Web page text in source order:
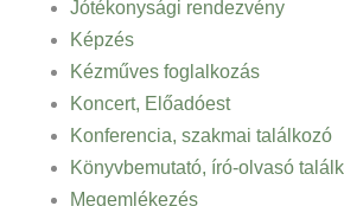
Jótékonysági rendezvény
Képzés
Kézműves foglalkozás
Koncert, Előadóest
Konferencia, szakmai találkozó
Könyvbemutató, író-olvasó
Megemlékezés